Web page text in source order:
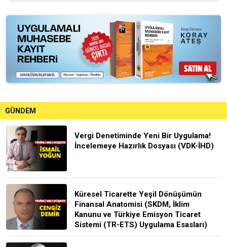
GÜNDEM
Vergi Denetiminde Yeni Bir Uygulama!
İncelemeye Hazırlık Dosyası (VDK-İHD)
Küresel Ticarette Yeşil Dönüşümün
Finansal Anatomisi (SKDM, İklim
Kanunu ve Türkiye Emisyon Ticaret
Sistemi (TR-ETS) Uygulama Esasları)